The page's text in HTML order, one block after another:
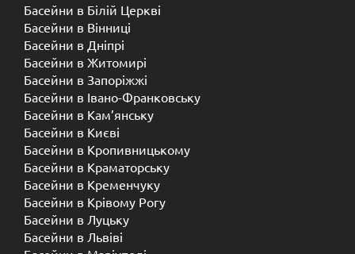
Басейни в Білій Церкві
Басейни в Вінниці
Басейни в Дніпрі
Басейни в Житомирі
Басейни в Запоріжжі
Басейни в Івано-Франковську
Басейни в Кам’янську
Басейни в Києві
Басейни в Кропивницькому
Басейни в Краматорську
Басейни в Кременчуку
Басейни в Крівому Рогу
Басейни в Луцьку
Басейни в Львіві